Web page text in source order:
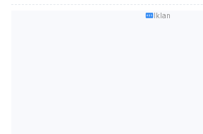
Iklan